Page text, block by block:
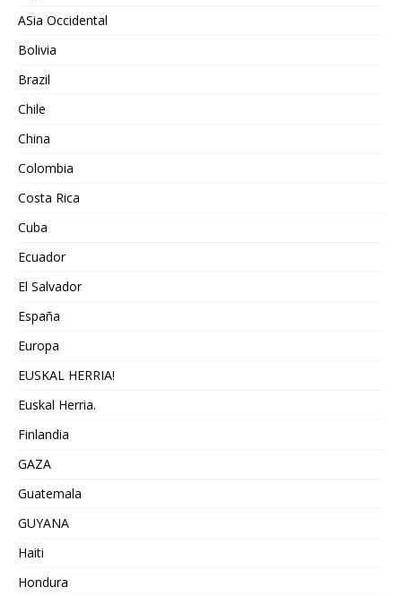
ASia Occidental
Bolivia
Brazil
Chile
China
Colombia
Costa Rica
Cuba
Ecuador
El Salvador
España
Europa
EUSKAL HERRIA!
Euskal Herria.
Finlandia
GAZA
Guatemala
GUYANA
Haiti
Hondura